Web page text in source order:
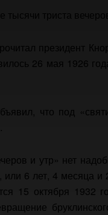
президент
26 мая 1926
что под
и утр» нет
или 6 лет, 4 месяца
15 октября 1932